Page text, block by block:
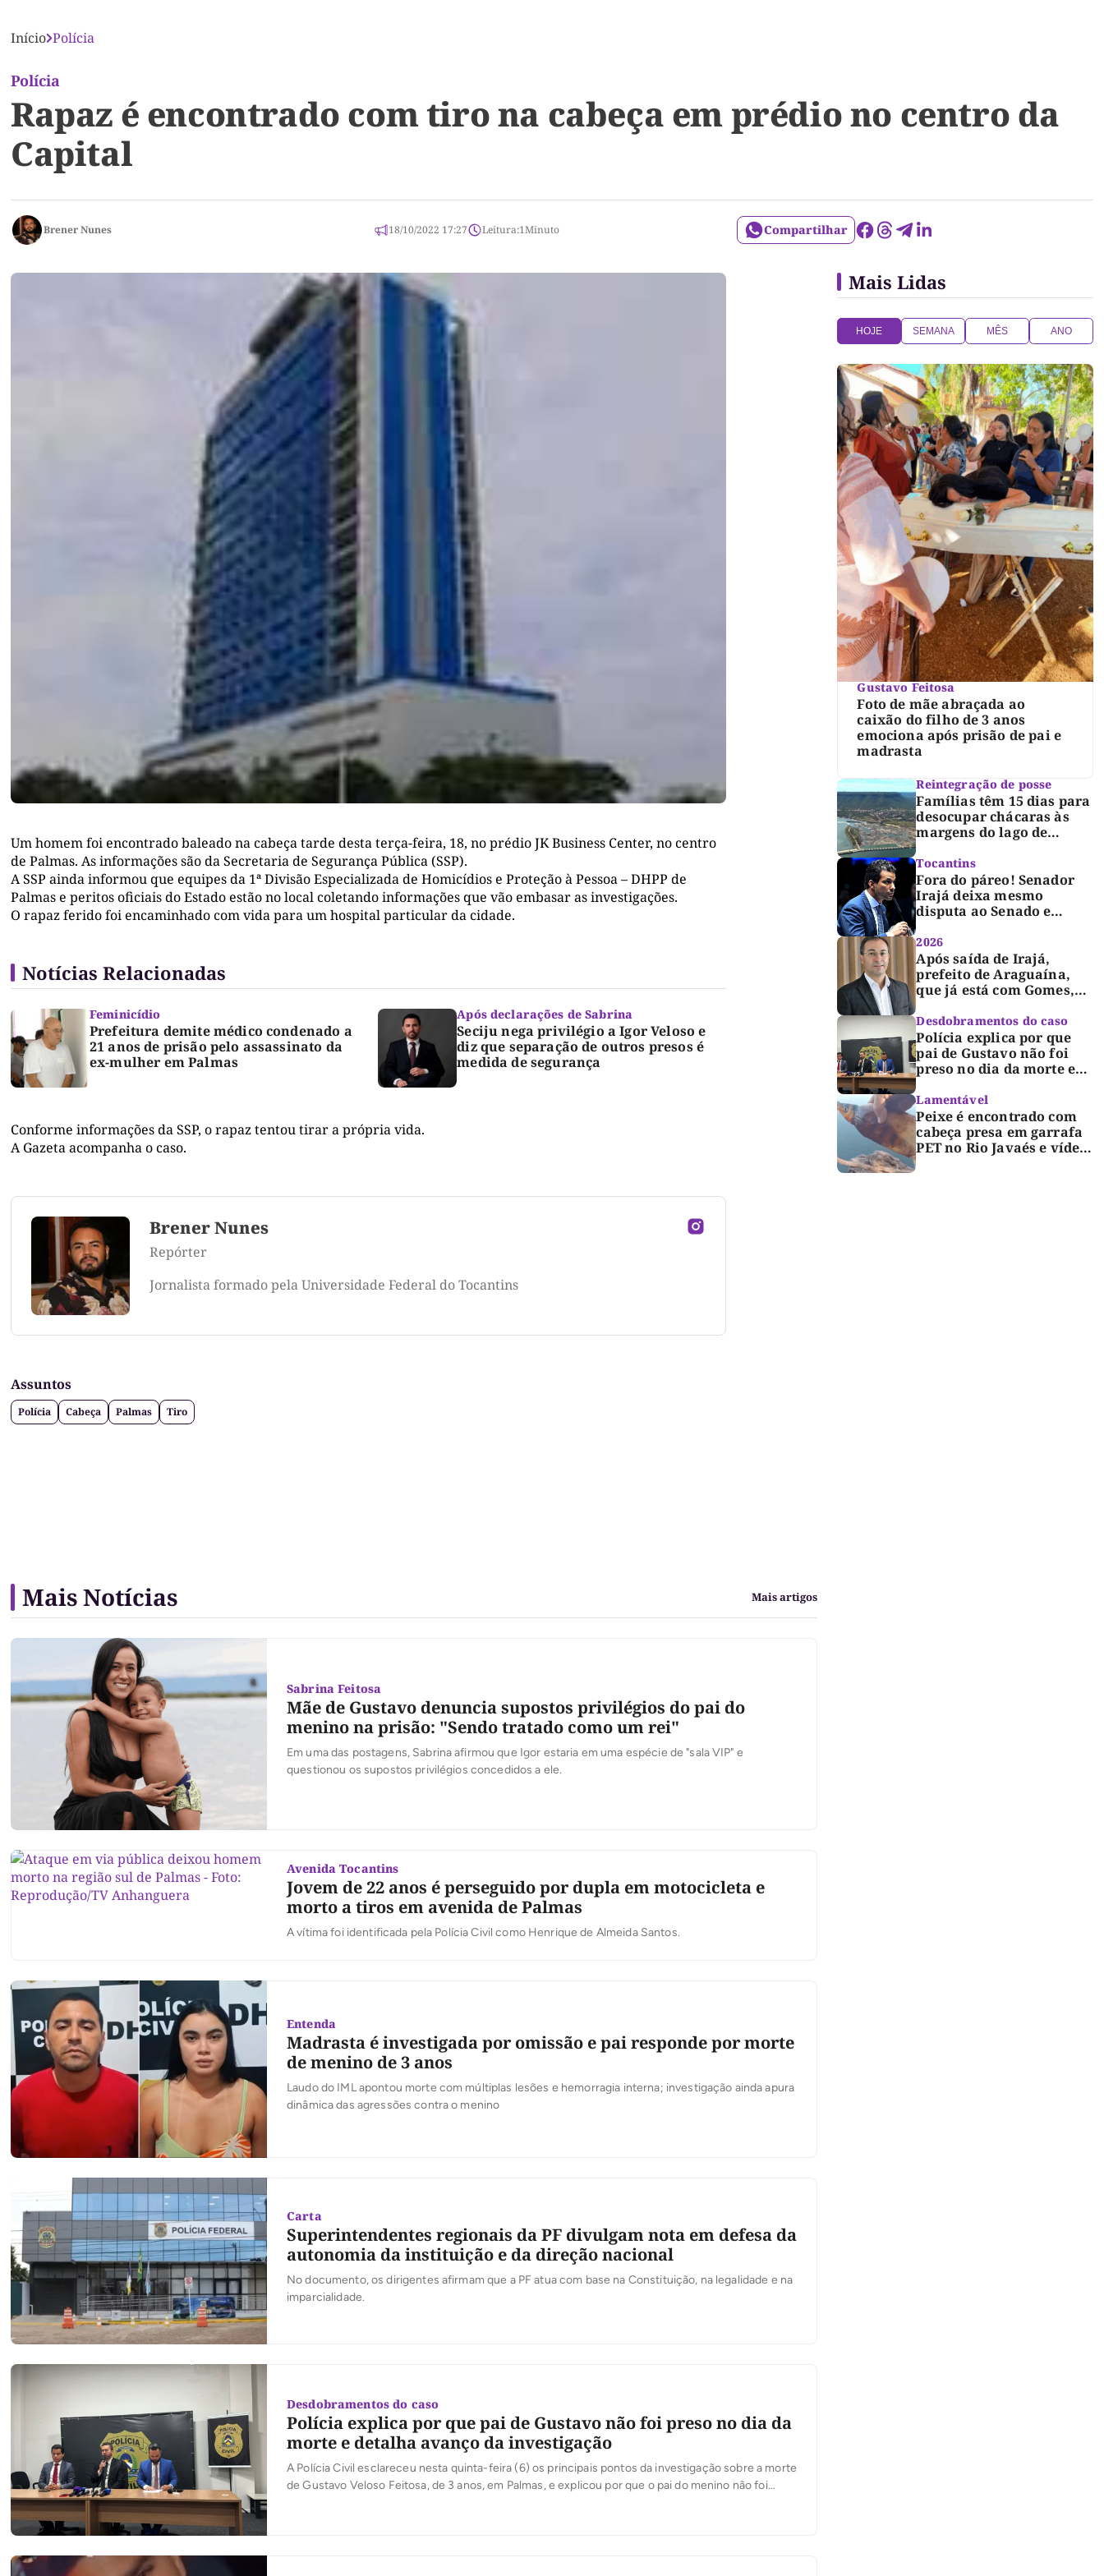
Início Polícia
Polícia
Rapaz é encontrado com tiro na cabeça em prédio no centro da
Capital
Brener Nunes 18/10/2022 17:27 Leitura:1Minuto Compartilhar
Um homem foi encontrado baleado na cabeça tarde desta terça-feira, 18, no prédio JK Business Center, no centro
de Palmas. As informações são da Secretaria de Segurança Pública (SSP).
A SSP ainda informou que equipes da 1ª Divisão Especializada de Homicídios e Proteção à Pessoa – DHPP de
Palmas e peritos oficiais do Estado estão no local coletando informações que vão embasar as investigações.
O rapaz ferido foi encaminhado com vida para um hospital particular da cidade.
Notícias Relacionadas
Feminicídio
Prefeitura demite médico condenado a
21 anos de prisão pelo assassinato da
ex-mulher em Palmas
Após declarações de Sabrina
Seciju nega privilégio a Igor Veloso e
diz que separação de outros presos é
medida de segurança
Conforme informações da SSP, o rapaz tentou tirar a própria vida.
A Gazeta acompanha o caso.
Brener Nunes
Repórter
Jornalista formado pela Universidade Federal do Tocantins
Assuntos
Polícia Cabeça Palmas Tiro
Mais Lidas
HOJE SEMANA MÊS ANO
Gustavo Feitosa
Foto de mãe abraçada ao
caixão do filho de 3 anos
emociona após prisão de pai e
madrasta
Reintegração de posse
Famílias têm 15 dias para
desocupar chácaras às
margens do lago de
Justiça
Tocantins
Fora do páreo! Senador
Irajá deixa mesmo
disputa ao Senado e
processo de cabeça
erguida, com gratidão e
respeito”
2026
Após saída de Irajá,
prefeito de Araguaína,
que já está com Gomes,
campanha de Dimas e
fará anúncio oficial
Desdobramentos do caso
Polícia explica por que
pai de Gustavo não foi
preso no dia da morte e
investigação
Lamentável
Peixe é encontrado com
cabeça presa em garrafa
PET no Rio Javaés e vídeo
Mais Notícias Mais artigos
Sabrina Feitosa
Mãe de Gustavo denuncia supostos privilégios do pai do
menino na prisão: "Sendo tratado como um rei"
Em uma das postagens, Sabrina afirmou que Igor estaria em uma espécie de "sala VIP" e
questionou os supostos privilégios concedidos a ele.
Avenida Tocantins
Jovem de 22 anos é perseguido por dupla em motocicleta e
morto a tiros em avenida de Palmas
A vítima foi identificada pela Polícia Civil como Henrique de Almeida Santos.
Entenda
Madrasta é investigada por omissão e pai responde por morte
de menino de 3 anos
Laudo do IML apontou morte com múltiplas lesões e hemorragia interna; investigação ainda apura
dinâmica das agressões contra o menino
Carta
Superintendentes regionais da PF divulgam nota em defesa da
autonomia da instituição e da direção nacional
No documento, os dirigentes afirmam que a PF atua com base na Constituição, na legalidade e na
imparcialidade.
Desdobramentos do caso
Polícia explica por que pai de Gustavo não foi preso no dia da
morte e detalha avanço da investigação
A Polícia Civil esclareceu nesta quinta-feira (6) os principais pontos da investigação sobre a morte
de Gustavo Veloso Feitosa, de 3 anos, em Palmas, e explicou por que o pai do menino não foi